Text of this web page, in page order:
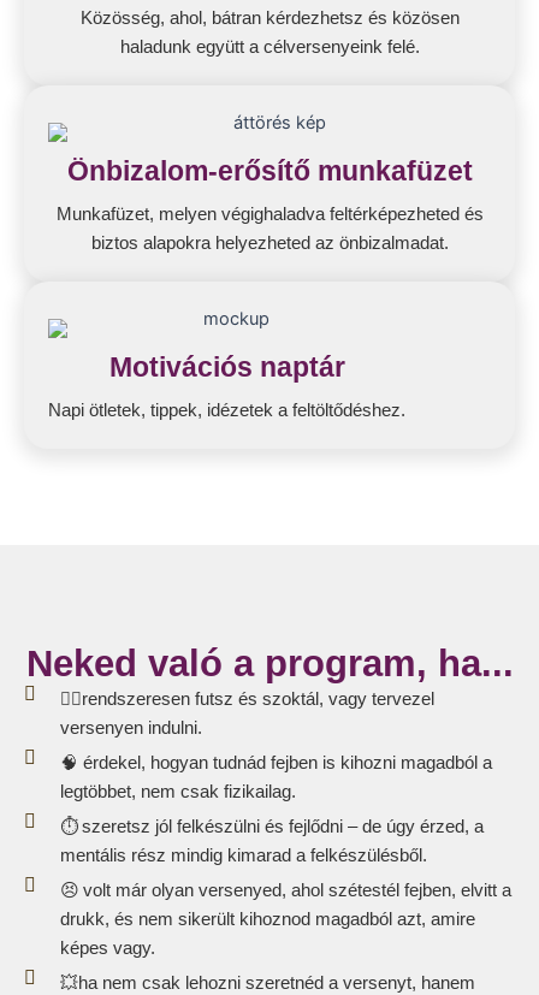
Közösség, ahol, bátran kérdezhetsz és közösen
haladunk együtt a célversenyeink felé.
Önbizalom-erősítő munkafüzet
Munkafüzet, melyen végighaladva feltérképezheted és
biztos alapokra helyezheted az önbizalmadat.
Motivációs naptár
Napi ötletek, tippek, idézetek a feltöltődéshez.
Neked való a program, ha...
🏃‍♀️rendszeresen futsz és szoktál, vagy tervezel
versenyen indulni.
🧠 érdekel, hogyan tudnád fejben is kihozni magadból a
legtöbbet, nem csak fizikailag.
⏱️ szeretsz jól felkészülni és fejlődni – de úgy érzed, a
mentális rész mindig kimarad a felkészülésből.
😣 volt már olyan versenyed, ahol szétestél fejben, elvitt a
drukk, és nem sikerült kihoznod magadból azt, amire
képes vagy.
💥ha nem csak lehozni szeretnéd a versenyt, hanem